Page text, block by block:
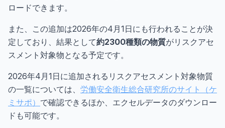
ロードできます。
また、この追加は2026年の4月1日にも行われることが決
定しており、結果として約2300種類の物質がリスクアセ
スメント対象物となる予定です。
2026年4月1日に追加されるリスクアセスメント対象物質
の一覧については、 労働安全衛生総合研究所のサイト（ケ
ミサポ） で確認できるほか、エクセルデータのダウンロー
ドも可能です。